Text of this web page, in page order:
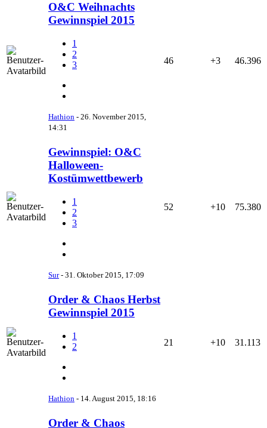
O&C Weihnachts
Gewinnspiel 2015
1
2
3
Hathion - 26. November 2015,
14:31
46 +3 46.396
Gewinnspiel: O&C
Halloween-
Kostümwettbewerb
1
2
3
Sur- 31. Oktober 2015, 17:09
52 +10 75.380
Order & Chaos Herbst
Gewinnspiel 2015
1
2
Hathion - 14. August 2015, 18:16
21 +10 31.113
Order & Chaos